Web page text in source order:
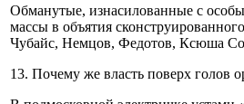
Обманутые, изнасилованные с
массы в объятия
Чубайс, Немцов, Федотов, Ксюша
13. Почему же власть поверх голов